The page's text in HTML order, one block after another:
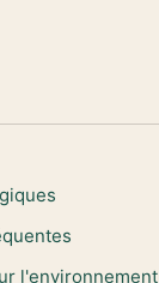
l'environnement